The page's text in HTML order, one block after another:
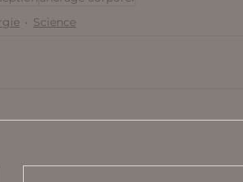
Science